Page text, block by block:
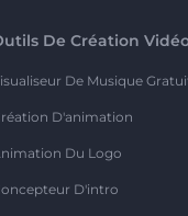
De Création
De Musique
D'animation
Du Logo
D'intro